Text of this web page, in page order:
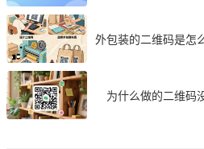
外包装的二维码是怎
为什么做的二维码